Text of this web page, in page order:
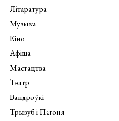
Літаратура
Музыка
Кіно
Афіша
Мастацтва
Тэатр
Вандроўкі
Трызуб і Пагоня